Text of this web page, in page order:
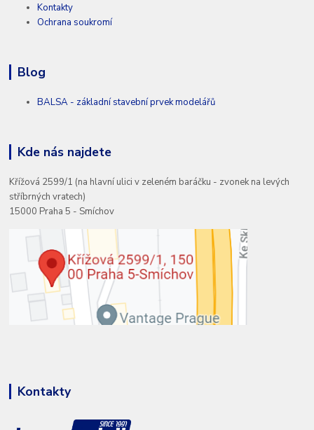
Kontakty
Ochrana soukromí
Blog
BALSA - základní stavební prvek modelářů
Kde nás najdete
Křížová 2599/1 (na hlavní ulici v zeleném baráčku - zvonek na levých
stříbrných vratech)
15000 Praha 5 - Smíchov
Kontakty